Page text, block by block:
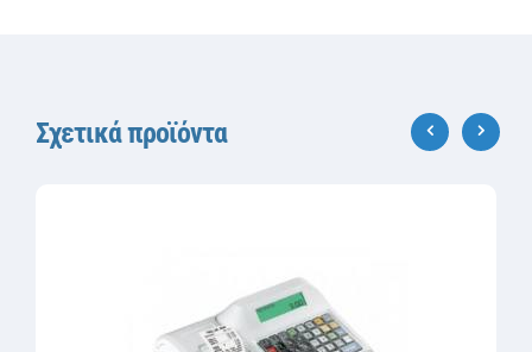
Σχετικά προϊόντα